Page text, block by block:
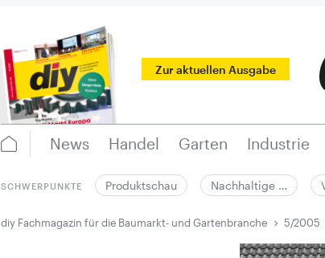
Zur aktuellen Ausgabe
News Handel Garten Industrie
SCHWERPUNKTE Produktschau Nachhaltige …
diy Fachmagazin für die Baumarkt- und Gartenbranche 5/2005